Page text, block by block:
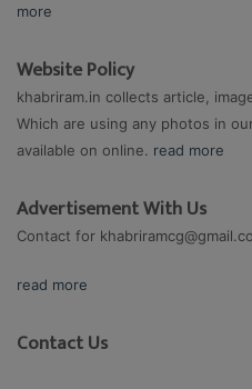
more
Website Policy
khabriram.in collects article,
Which are using any photos in
available on online. read more
Advertisement With Us
Contact for
read more
Contact Us